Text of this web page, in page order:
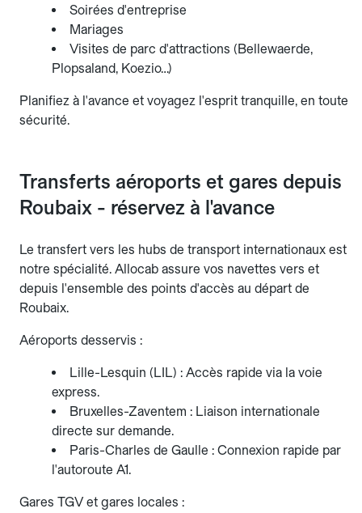
Soirées d'entreprise
Mariages
Visites de parc d'attractions (Bellewaerde,
Plopsaland, Koezio…)
Planifiez à l'avance et voyagez l'esprit tranquille, en toute
sécurité.
Transferts aéroports et gares depuis
Roubaix - réservez à l'avance
Le transfert vers les hubs de transport internationaux est
notre spécialité. Allocab assure vos navettes vers et
depuis l'ensemble des points d'accès au départ de
Roubaix.
Aéroports desservis :
Lille-Lesquin (LIL) : Accès rapide via la voie
express.
Bruxelles-Zaventem : Liaison internationale
directe sur demande.
Paris-Charles de Gaulle : Connexion rapide par
l'autoroute A1.
Gares TGV et gares locales :